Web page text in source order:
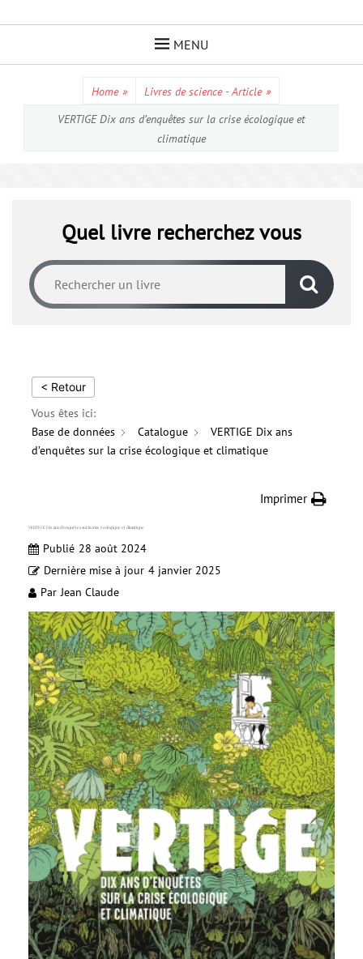
MENU
Home » Livres de science - Article »
VERTIGE Dix ans d’enquêtes sur la crise écologique et
climatique
Quel livre recherchez vous
< Retour
Vous êtes ici:
Base de données
Catalogue
VERTIGE Dix ans
d’enquêtes sur la crise écologique et climatique
Imprimer
VERTIGE Dix ans d’enquêtes sur la crise écologique et climatique
Publié 28 août 2024
Dernière mise à jour 4 janvier 2025
Par Jean Claude